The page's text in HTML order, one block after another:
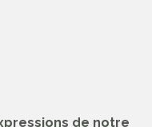
de notre